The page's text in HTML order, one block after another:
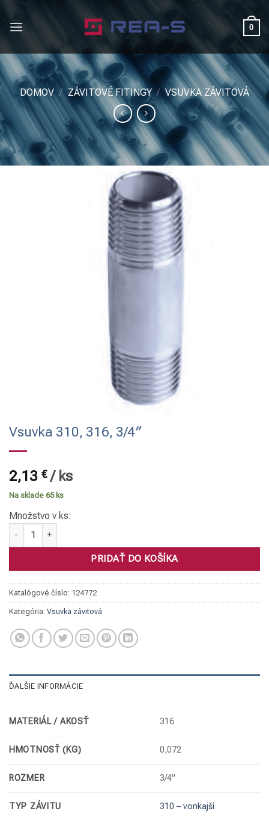
0
DOMOV / ZÁVITOVÉ FITINGY / VSUVKA ZÁVITOVÁ
Vsuvka 310, 316, 3/4″
2,13 €/ ks
Na sklade 65 ks
Množstvo v ks:
množstvo Vsuvka 310, 316, 3/4"
PRIDAŤ DO KOŠÍKA
Katalógové číslo: 124772
Kategória: Vsuvka závitová
ĎALŠIE INFORMÁCIE
MATERIÁL / AKOSŤ 316
HMOTNOSŤ (KG) 0,072
ROZMER 3/4"
TYP ZÁVITU 310 – vonkajší